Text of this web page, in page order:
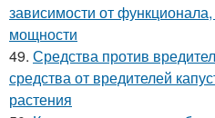
зависимости от функционала,
мощности
49. Средства против
средства от вредителей
растения